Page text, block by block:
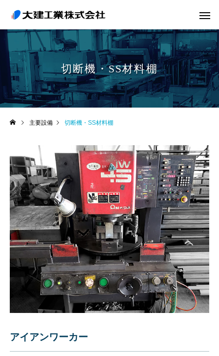
実績紹介
SS材厚板機械架台 製缶運搬部品
切断機・SS材料棚
主要設備 切断機・SS材料棚
アイアンワーカー